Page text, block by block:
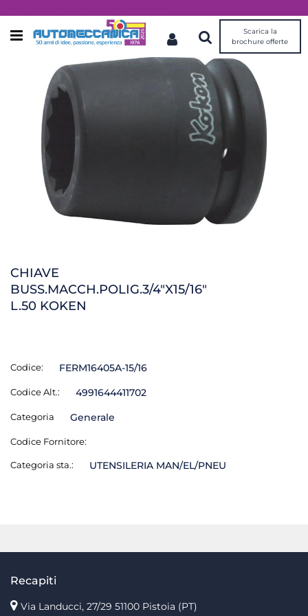
Open menu
Scarica la
brochure offerte
CHIAVE
BUSS.MACCH.POLIG.3/4"X15/16"
L.50 KOKEN
Codice: FERM16405A-15/16
Codice Alt.: 4991644411702
Categoria Generale
Codice Fornitore:
Categoria sta.: UTENSILERIA MAN/EL/PNEU
Recapiti
Via Landucci, 27/29 51100 Pistoia (PT)